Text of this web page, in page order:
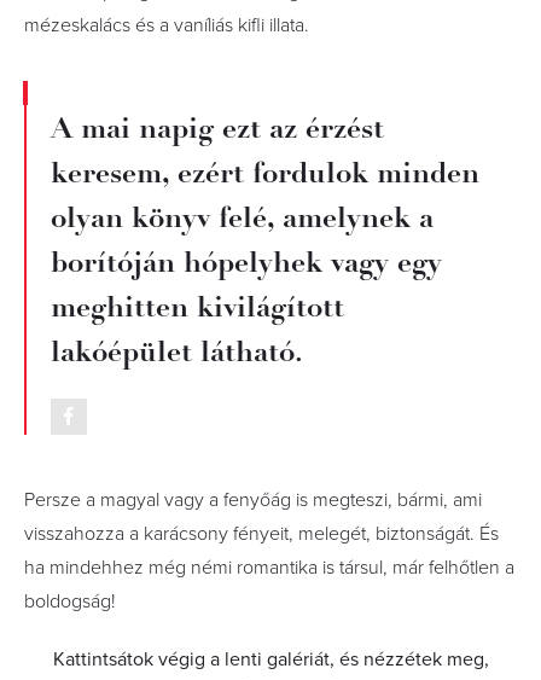
mézeskalács és a vaníliás kifli illata.
A mai napig ezt az érzést
keresem, ezért fordulok minden
olyan könyv felé, amelynek a
borítóján hópelyhek vagy egy
meghitten kivilágított
lakóépület látható.
Persze a magyal vagy a fenyőág is megteszi, bármi, ami
visszahozza a karácsony fényeit, melegét, biztonságát. És
ha mindehhez még némi romantika is társul, már felhőtlen a
boldogság!
Kattintsátok végig a lenti galériát, és nézzétek meg,